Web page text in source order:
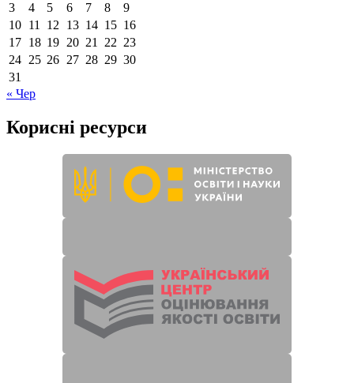
3
4 5 6 7 8
9
10 11 12 13 14 15 16
17 18 19 20 21 22 23
24 25 26 27 28 29 30
31
« Чер
Корисні ресурси